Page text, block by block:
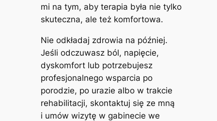
mi na tym, aby terapia była nie tylko
skuteczna, ale też komfortowa.
Nie odkładaj zdrowia na później.
Jeśli odczuwasz ból, napięcie,
dyskomfort lub potrzebujesz
profesjonalnego wsparcia po
porodzie, po urazie albo w trakcie
rehabilitacji, skontaktuj się ze mną
i umów wizytę w gabinecie we